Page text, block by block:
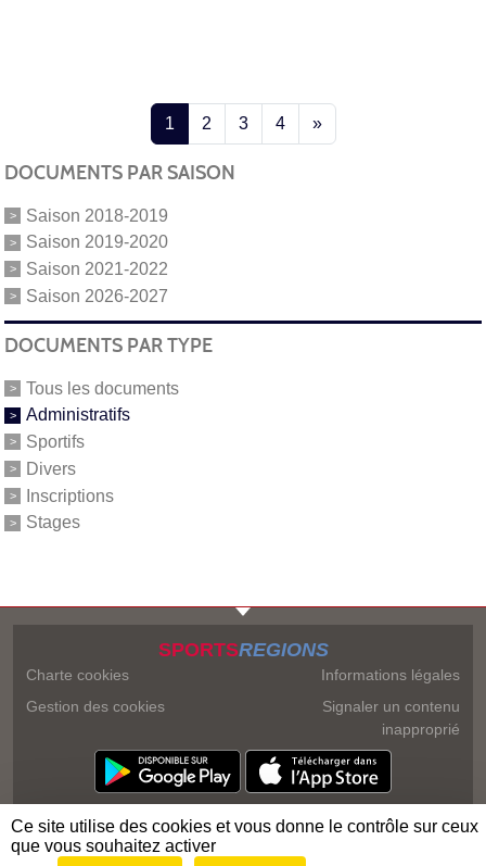
1 2 3 4 »
DOCUMENTS PAR SAISON
Saison 2018-2019
Saison 2019-2020
Saison 2021-2022
Saison 2026-2027
DOCUMENTS PAR TYPE
Tous les documents
Administratifs
Sportifs
Divers
Inscriptions
Stages
SPORTSREGIONS
Charte cookies
Gestion des cookies
Informations légales
Signaler un contenu
inapproprié
Ce site utilise des cookies et vous donne le contrôle sur ceux
que vous souhaitez activer